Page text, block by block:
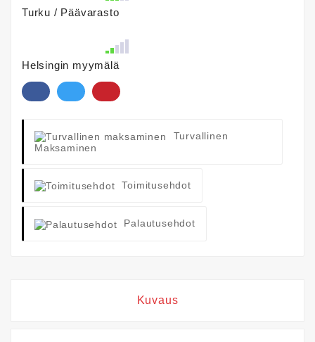
Turku / Päävarasto
Helsingin myymälä
Turvallinen
Maksaminen
Toimitusehdot
Palautusehdot
Kuvaus